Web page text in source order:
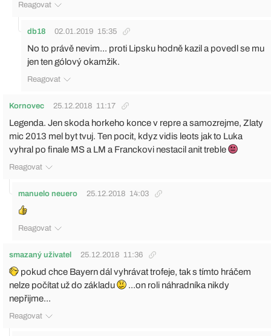
Reagovat
db18 02.01.2019 15:35
No to právě nevim... proti Lipsku hodně kazil a povedl se mu
jen ten gólový okamžik.
Reagovat
Kornovec 25.12.2018 11:17
Legenda. Jen skoda horkeho konce v repre a samozrejme, Zlaty
mic 2013 mel byt tvuj. Ten pocit, kdyz vidis leots jak to Luka
vyhral po finale MS a LM a Franckovi nestacil anit treble
Reagovat
manuelo neuero 25.12.2018 14:03
Reagovat
smazaný uživatel 25.12.2018 11:36
pokud chce Bayern dál vyhrávat trofeje, tak s tímto hráčem
nelze počítat už do základu
...on roli náhradníka nikdy
nepřijme...
Reagovat